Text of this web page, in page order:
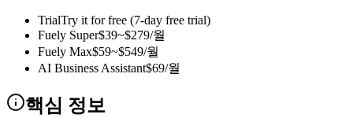
TrialTry it for free (7-day free trial)
Fuely Super$39~$279/월
Fuely Max$59~$549/월
AI Business Assistant$69/월
핵심 정보